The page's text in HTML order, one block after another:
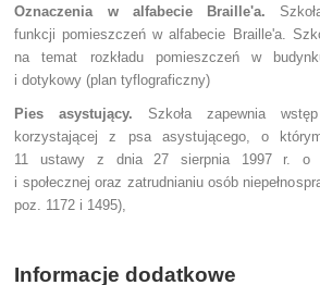
Oznaczenia w alfabecie Braille'a.
funkcji pomieszczeń w alfabecie Braille'a. S
na temat rozkładu pomieszczeń w
i dotykowy (plan tyflograficzny)
Pies asystujący. Szkoła zapewnia
korzystającej z psa asystującego, o
11 ustawy z dnia 27 sierpnia 1997 r. o
i społecznej oraz zatrudnianiu osób
poz. 1172 i 1495),
Informacje dodatkowe